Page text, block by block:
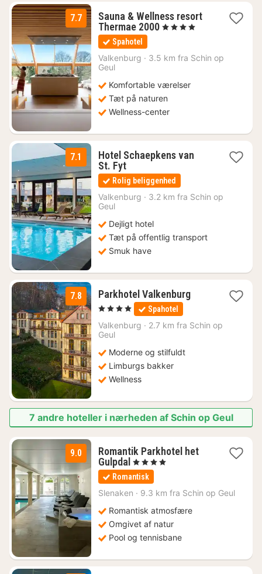
7.7
Sauna & Wellness resort
Thermae 20001
1965
, 4 Stjerner
Spahotel
Valkenburg · 3.5 km fra Schin op
Geul
Komfortable værelser
Tæt på naturen
Wellness-center
7.1
Hotel Schaepkens van
St. Fyt1
nat
fra
890
Rolig beliggenhed
Valkenburg · 3.2 km fra Schin op
Geul
Dejligt hotel
Tæt på offentlig transport
Smuk have
7.8 Parkhotel Valkenburg1
1376
, 4 Stjerner Spahotel
Valkenburg · 2.7 km fra Schin op
Geul
Moderne og stilfuldt
Limburgs bakker
Wellness
7 andre hoteller i nærheden af Schin op Geul
9.0
Romantik Parkhotel het
Gulpdal 3
nætter
fra
1660
, 4 Stjerner
Romantisk
Slenaken · 9.3 km fra Schin op Geul
Romantisk atmosfære
Omgivet af natur
Pool og tennisbane